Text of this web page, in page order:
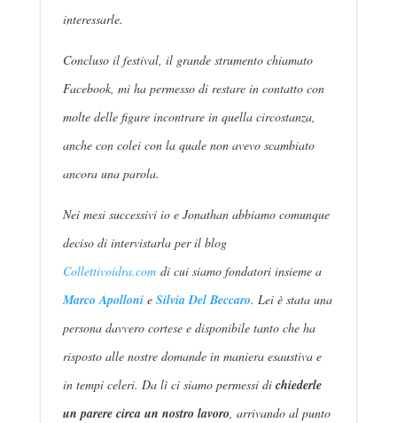
interessarle.
Concluso il festival, il grande strumento chiamato
Facebook, mi ha permesso di restare in contatto con
molte delle figure incontrare in quella circostanza,
anche con colei con la quale non avevo scambiato
ancora una parola.
Nei mesi successivi io e Jonathan abbiamo comunque
deciso di intervistarla per il blog
Collettivoidra.comdi cui siamo fondatori insieme a
Marco Apollonie Silvia Del Beccaro. Lei è stata una
persona davvero cortese e disponibile tanto che ha
risposto alle nostre domande in maniera esaustiva e
in tempi celeri. Da lì ci siamo permessi di chiederle
un parere circa un nostro lavoro, arrivando al punto